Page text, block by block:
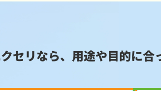
セリなら、用途や目的に合